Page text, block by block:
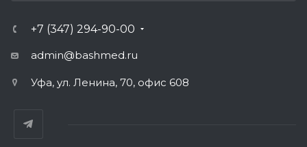
+7 (347) 294-90-00
admin@bashmed.ru
Уфа, ул. Ленина, 70, офис 608